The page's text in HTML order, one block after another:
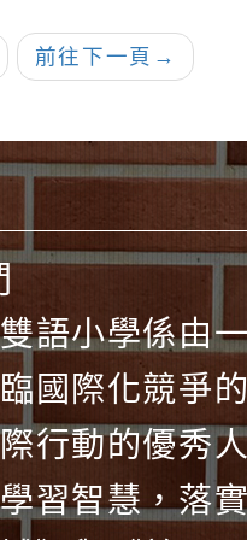
前往下一頁 →
語小學係由
國際化競爭
行動的優秀
習智慧，落